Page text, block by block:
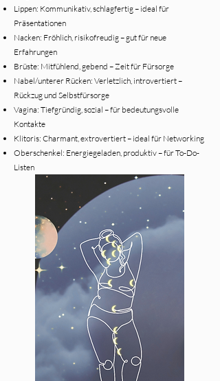
Lippen: Kommunikativ, schlagfertig – ideal für
Präsentationen
Nacken: Fröhlich, risikofreudig – gut für neue
Erfahrungen
Brüste: Mitfühlend, gebend – Zeit für Fürsorge
Nabel/unterer Rücken: Verletzlich, introvertiert –
Rückzug und Selbstfürsorge
Vagina: Tiefgründig, sozial – für bedeutungsvolle
Kontakte
Klitoris: Charmant, extrovertiert – ideal für Networking
Oberschenkel: Energiegeladen, produktiv – für To-Do-
Listen